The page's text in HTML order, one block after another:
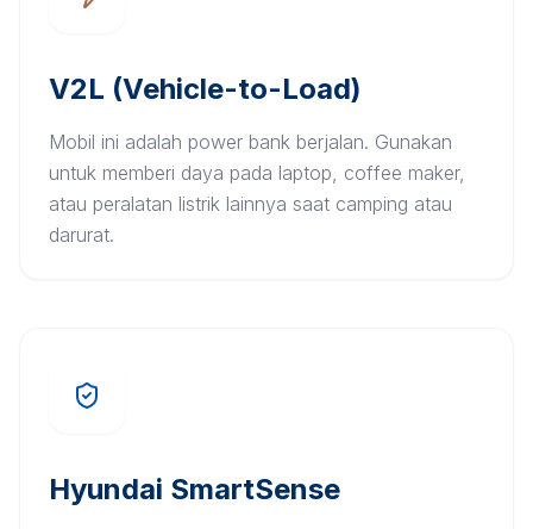
V2L (Vehicle-to-Load)
Mobil ini adalah power bank berjalan. Gunakan
untuk memberi daya pada laptop, coffee maker,
atau peralatan listrik lainnya saat camping atau
darurat.
Hyundai SmartSense